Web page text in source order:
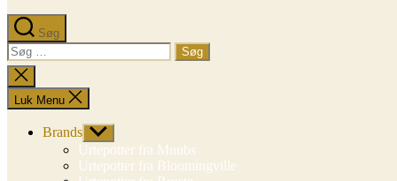
Søg
Søg
efter:
Luk
søgning
Luk Menu
Brands Vis
undermenu
Urtepotter fra Muubs
Urtepotter fra Bloomingville